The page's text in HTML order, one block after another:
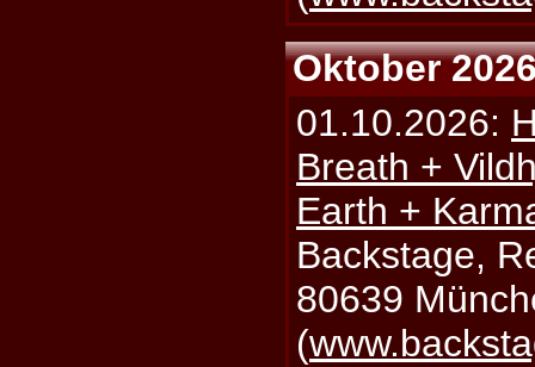
Oktober
01.10.2026:
Breath +
Earth +
Backstage,
80639
(